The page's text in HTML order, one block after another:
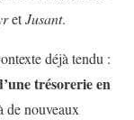
etJusant.
déjà tendu :
trésorerie en
de nouveaux